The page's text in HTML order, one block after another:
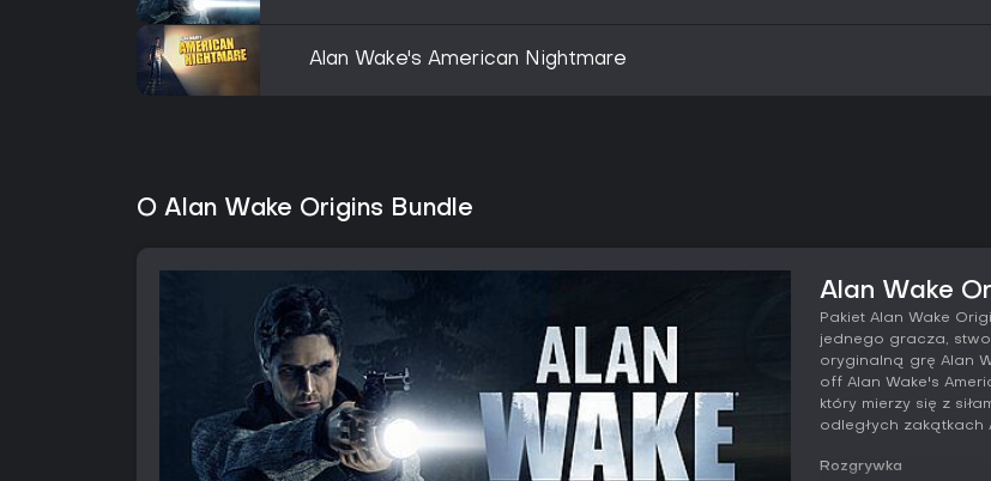
Alan Wake's American Nightmare
O Alan Wake Origins Bundle
Alan Wake
Pakiet Alan Wake
jednego gracza,
oryginalną grę Alan
off Alan Wake's
który mierzy się z
odległych zakątkach
Rozgrywka